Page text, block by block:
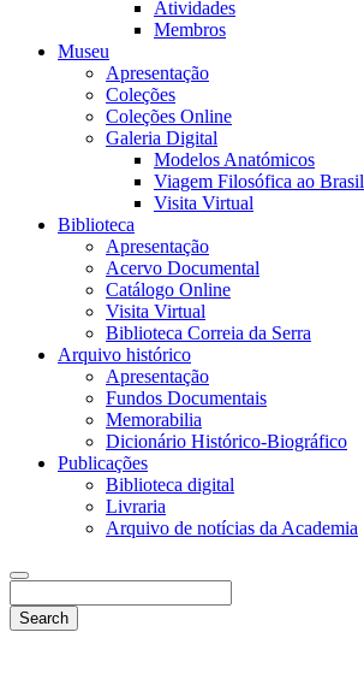
Atividades
Membros
Museu
Apresentação
Coleções
Coleções Online
Galeria Digital
Modelos Anatómicos
Viagem Filosófica ao Brasil
Visita Virtual
Biblioteca
Apresentação
Acervo Documental
Catálogo Online
Visita Virtual
Biblioteca Correia da Serra
Arquivo histórico
Apresentação
Fundos Documentais
Memorabilia
Dicionário Histórico-Biográfico
Publicações
Biblioteca digital
Livraria
Arquivo de notícias da Academia